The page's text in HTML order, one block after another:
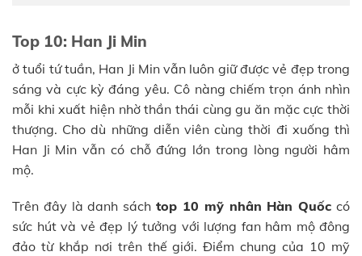
Top 10: Han Ji Min
ở tuổi tứ tuần, Han Ji Min vẫn luôn giữ được vẻ đẹp trong
sáng và cực kỳ đáng yêu. Cô nàng chiếm trọn ánh nhìn
mỗi khi xuất hiện nhờ thần thái cùng gu ăn mặc cực thời
thượng. Cho dù những diễn viên cùng thời đi xuống thì
Han Ji Min vẫn có chỗ đứng lớn trong lòng người hâm
mộ.
Trên đây là danh sáchtop 10 mỹ nhân Hàn Quốc có
sức hút và vẻ đẹp lý tưởng với lượng fan hâm mộ đông
đảo từ khắp nơi trên thế giới. Điểm chung của 10 mỹ